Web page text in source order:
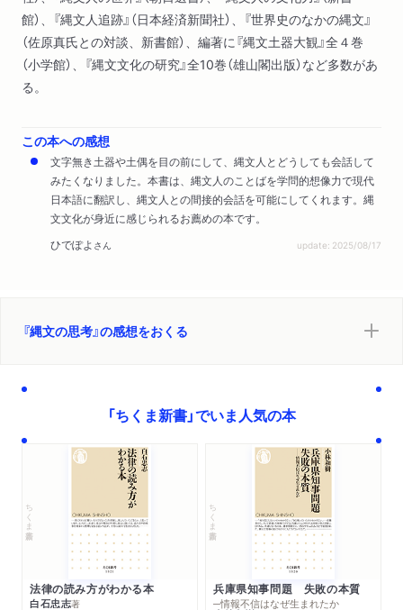
館）、『縄文人追跡』（日本経済新聞社）、『世界史のなかの縄文』
（佐原真氏との対談、新書館）、編著に『縄文土器大観』全４巻
（小学館）、『縄文文化の研究』全10巻（雄山閣出版）など多数があ
る。
この本への感想
文字無き土器や土偶を目の前にして、縄文人とどうしても会話して
みたくなりました。本書は、縄文人のことばを学問的想像力で現代
日本語に翻訳し、縄文人との間接的会話を可能にしてくれます。縄
文文化が身近に感じられるお薦めの本です。
ひでぽよ さん update: 2025/08/17
『縄文の思考』の感想をおくる
「ちくま新書」でいま人気の本
ちくま新書
法律の読み方がわかる本
白石忠志著
ちくま新書
兵庫県知事問題 失敗の本質
─情報不信はなぜ生まれたか